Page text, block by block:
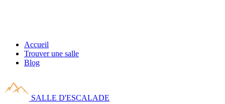
Accueil
Trouver une salle
Blog
SALLE D'ESCALADE